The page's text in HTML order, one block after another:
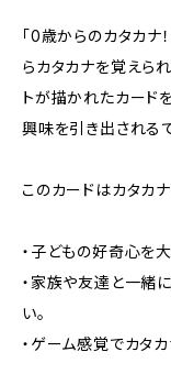
「0歳からのカタカナ
らカタカナを覚えら
トが描かれたカード
興味を引き出されるで
このカードはカタカ
・子どもの好奇心を
・家族や友達と一緒
い。
・ゲーム感覚でカタ